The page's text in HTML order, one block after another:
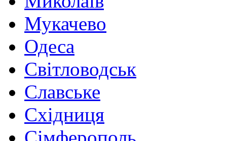
Мукачево
Одеса
Світловодськ
Славське
Східниця